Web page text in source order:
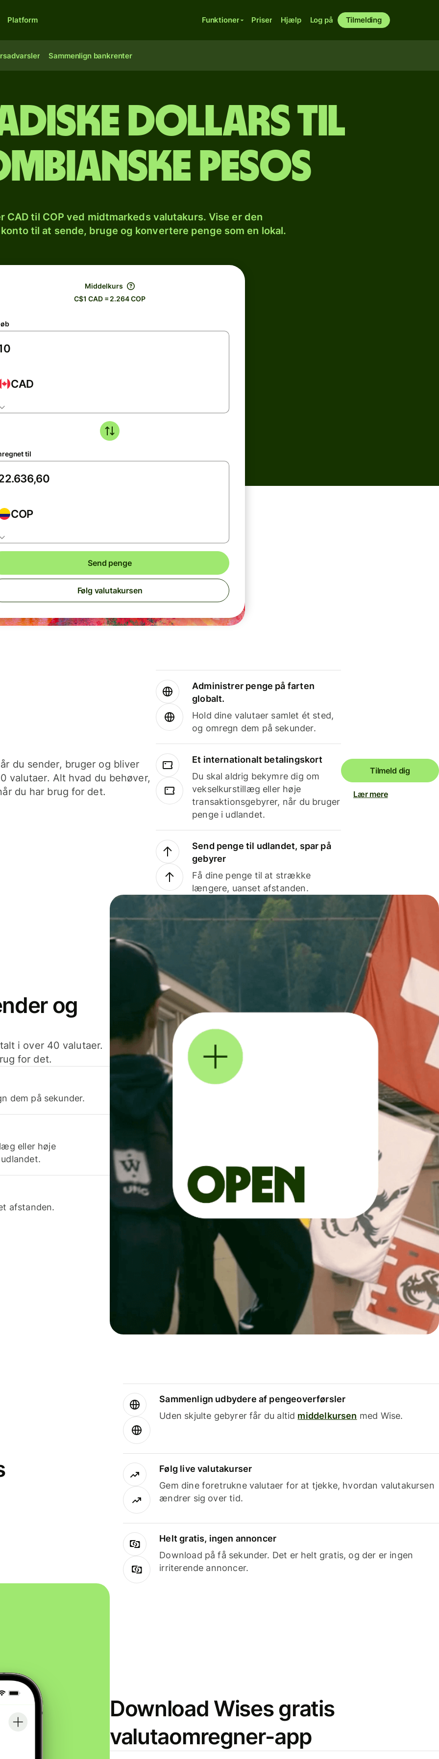
Platform Funktioner Priser Hjælp Log på Tilmelding
Sammenlign bankrenter
dollars til
pesos
CAD til COP ved midtmarkeds valutakurs. Vise er den
til at sende, bruge og konvertere penge som en lokal.
Middelkurs
C$1 CAD = 2.264 COP
CAD
til
COP
Send penge
Følg valutakursen
du sender, bruger og bliver
valutaer. Alt hvad du behøver,
du har brug for det.
Administrer penge på farten
globalt.
Hold dine valutaer samlet ét sted,
og omregn dem på sekunder.
Et internationalt betalingskort
Du skal aldrig bekymre dig om
vekselkurstillæg eller høje
transaktionsgebyrer, når du bruger
penge i udlandet.
Send penge til udlandet, spar på
gebyrer
Få dine penge til at strække
længere, uanset afstanden.
Tilmeld dig
Lær mere
og
i over 40 valutaer.
for det.
dem på sekunder.
eller høje
afstanden.
Sammenlign udbydere af pengeoverførsler
Uden skjulte gebyrer får du altid middelkursen med Wise.
Følg live valutakurser
Gem dine foretrukne valutaer for at tjekke, hvordan valutakursen
ændrer sig over tid.
Helt gratis, ingen annoncer
Download på få sekunder. Det er helt gratis, og der er ingen
irriterende annoncer.
Download Wises gratis
valutaomregner-app